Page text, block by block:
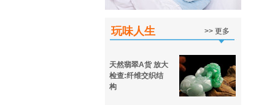
玩味人生 >> 更多
天然翡翠A货 放大
检查:纤维交织结
构